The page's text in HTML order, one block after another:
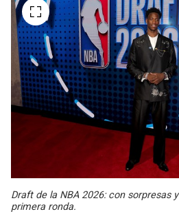
Draft de la NBA 2026: con sorpresas
primera ronda.